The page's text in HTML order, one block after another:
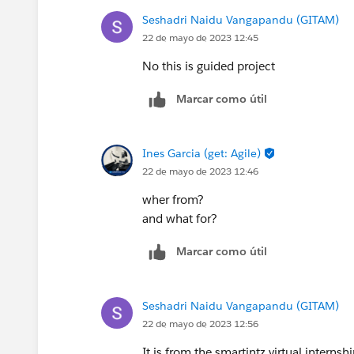
Seshadri Naidu Vangapandu (GITAM)
22 de mayo de 2023 12:45
No this is guided project
Marcar como útil
Ines Garcia (get: Agile)
22 de mayo de 2023 12:46
wher from?
and what for?
Marcar como útil
Seshadri Naidu Vangapandu (GITAM)
22 de mayo de 2023 12:56